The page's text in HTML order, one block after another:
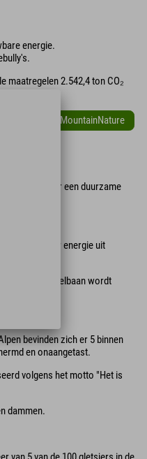
energie.
maatregelen 2.542,4 ton CO₂
Meer over MyMountainNature
zorgt ook voor een duurzame
door energie uit
de 3S-kabelbaan wordt
restaurants.
bevinden zich er 5 binnen
en onaangetast.
volgens het motto "Het is
dammen.